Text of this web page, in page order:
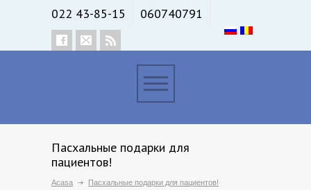
022 43-85-15 060740791
Пасхальные подарки для
пациентов!
Acasa Пасхальные подарки для пациентов!